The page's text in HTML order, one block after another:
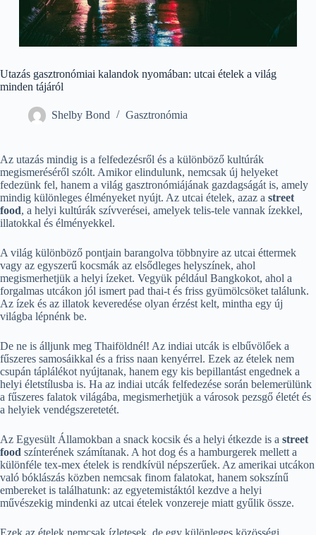
Utazás gasztronómiai kalandok nyomában: utcai ételek a világ
minden tájáról
Shelby Bond Gasztronómia
Az utazás mindig is a felfedezésről és a különböző kultúrák
megismeréséről szólt. Amikor elindulunk, nemcsak új helyeket
fedezünk fel, hanem a világ gasztronómiájának gazdagságát is, amely
mindig különleges élményeket nyújt. Az utcai ételek, azaz a street
food, a helyi kultúrák szívverései, amelyek telis-tele vannak ízekkel,
illatokkal és élményekkel.
A világ különböző pontjain barangolva többnyire az utcai éttermek
vagy az egyszerű kocsmák az elsődleges helyszínek, ahol
megismerhetjük a helyi ízeket. Vegyük például Bangkokot, ahol a
forgalmas utcákon jól ismert pad thai-t és friss gyümölcsöket találunk.
Az ízek és az illatok keveredése olyan érzést kelt, mintha egy új
világba lépnénk be.
De ne is álljunk meg Thaiföldnél! Az indiai utcák is elbűvölőek a
fűszeres samosáikkal és a friss naan kenyérrel. Ezek az ételek nem
csupán táplálékot nyújtanak, hanem egy kis bepillantást engednek a
helyi életstílusba is. Ha az indiai utcák felfedezése során belemerülünk
a fűszeres falatok világába, megismerhetjük a városok pezsgő életét és
a helyiek vendégszeretetét.
Az Egyesült Államokban a snack kocsik és a helyi étkezde is a street
food színterének számítanak. A hot dog és a hamburgerek mellett a
különféle tex-mex ételek is rendkívül népszerűek. Az amerikai utcákon
való bóklászás közben nemcsak finom falatokat, hanem sokszínű
embereket is találhatunk: az egyetemistáktól kezdve a helyi
művészekig mindenki az utcai ételek vonzereje miatt gyűlik össze.